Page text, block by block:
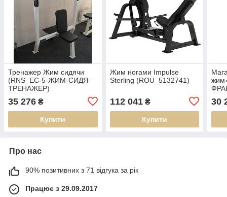
Тренажер Жим сидячи
(RNS_ЕС-5-ЖИМ-СИДЯ-
ТРЕНАЖЕР)
35 276 ₴
Купити
Жим ногами Impulse
Sterling (ROU_5132741)
112 041₴
Купити
30
Про нас
90% позитивних з 71 відгука за рік
Працює з 29.09.2017